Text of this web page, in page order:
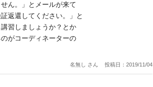
ん。」とメールが来て
返還してください。」と
習しましょうか？とか
がコーディネーターの
名無し さん 投稿日：2019/11/04